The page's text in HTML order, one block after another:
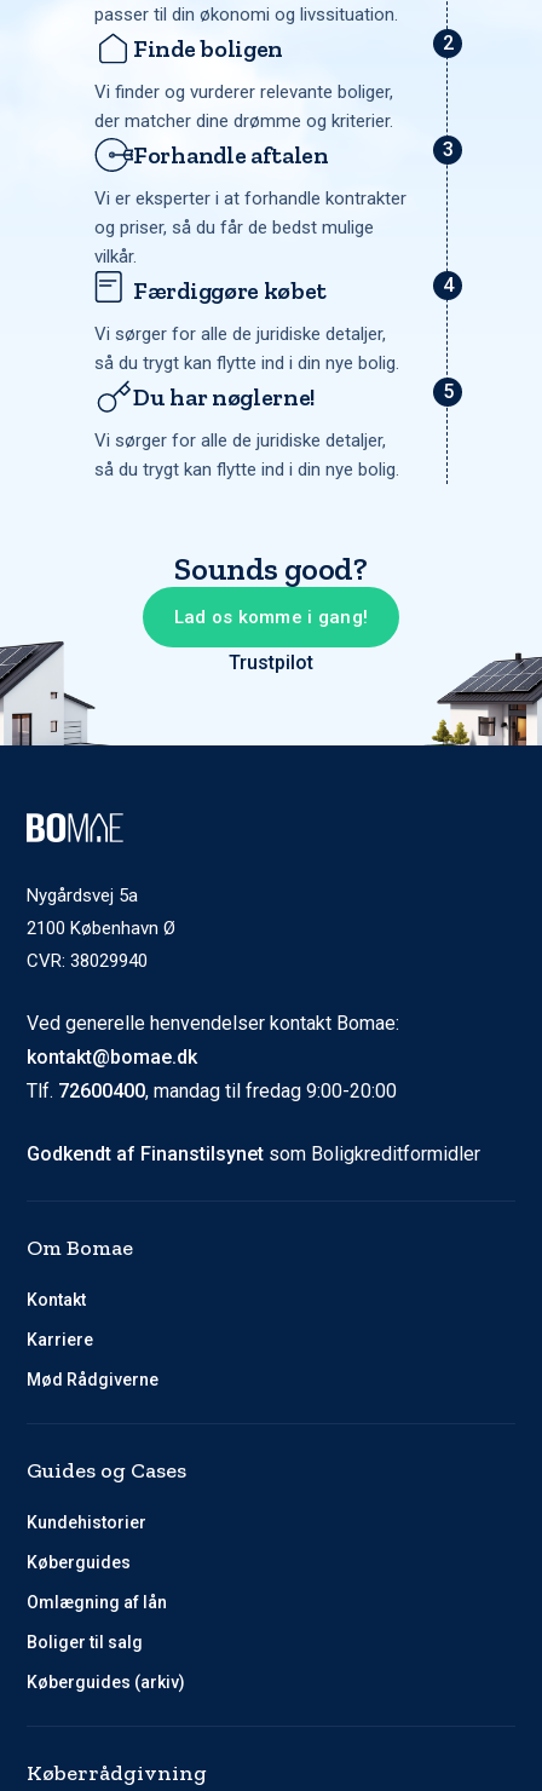
passer til din økonomi og livssituation.
Finde boligen
Vi finder og vurderer relevante boliger,
der matcher dine drømme og kriterier.
Forhandle aftalen
Vi er eksperter i at forhandle kontrakter
og priser, så du får de bedst mulige
vilkår.
Færdiggøre købet
Vi sørger for alle de juridiske detaljer,
så du trygt kan flytte ind i din nye bolig.
Du har nøglerne!
Vi sørger for alle de juridiske detaljer,
så du trygt kan flytte ind i din nye bolig.
Sounds good?
Lad os komme i gang!
Trustpilot
Nygårdsvej 5a
2100 København Ø
CVR: 38029940
Ved generelle henvendelser kontakt Bomae:
kontakt@bomae.dk
Tlf. 72600400, mandag til fredag 9:00-20:00
Godkendt af Finanstilsynet som Boligkreditformidler
Om Bomae
Kontakt
Karriere
Mød Rådgiverne
Guides og Cases
Kundehistorier
Køberguides
Omlægning af lån
Boliger til salg
Køberguides (arkiv)
Køberrådgivning